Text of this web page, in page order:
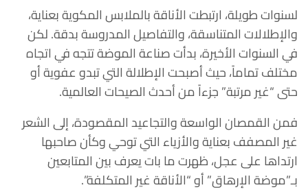
لسنوات طويلة، ارتبطت الأناقة بالملابس المكوية بعناية،
والإطلالات المتناسقة، والتفاصيل المدروسة بدقة. لكن
في السنوات الأخيرة، بدأت صناعة الموضة تتجه في اتجاه
مختلف تماماً، حيث أصبحت الإطلالة التي تبدو عفوية أو
حتى “غير مرتبة” جزءاً من أحدث الصيحات العالمية.
فمن القمصان الواسعة والتجاعيد المقصودة، إلى الشعر
غير المصفف بعناية والأزياء التي توحي وكأن صاحبها
ارتداها على عجل، ظهرت ما بات يعرف بين المتابعين
بـ”موضة الإرهاق” أو “الأناقة غير المتكلفة”.